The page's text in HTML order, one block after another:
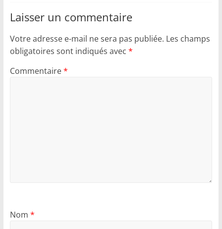
Laisser un commentaire
Votre adresse e-mail ne sera pas publiée. Les champs
obligatoires sont indiqués avec *
Commentaire*
Nom *